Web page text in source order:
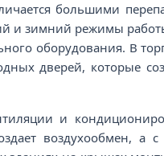
большими
и зимний режимы
оборудования. В
дверей, которые
и
воздухообмен,